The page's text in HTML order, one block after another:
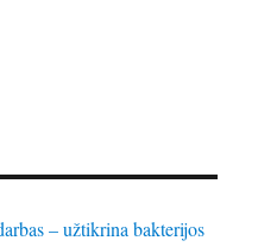
– užtikrina bakterijos